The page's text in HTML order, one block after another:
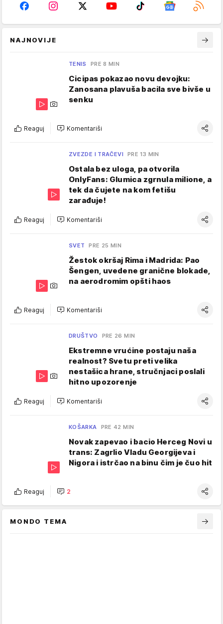
NAJNOVIJE
TENIS PRE 8 MIN
Cicipas pokazao novu devojku:
Zanosana plavuša bacila sve bivše u
senku
Reaguj Komentariši
ZVEZDE I TRAČEVI PRE 13 MIN
Ostala bez uloga, pa otvorila
OnlyFans: Glumica zgrnula milione, a
tek da čujete na kom fetišu
zarađuje!
Reaguj Komentariši
SVET PRE 25 MIN
Žestok okršaj Rima i Madrida: Pao
Šengen, uvedene granične blokade,
na aerodromim opšti haos
Reaguj Komentariši
DRUŠTVO PRE 26 MIN
Ekstremne vrućine postaju naša
realnost? Svetu preti velika
nestašica hrane, stručnjaci poslali
hitno upozorenje
Reaguj Komentariši
KOŠARKA PRE 42 MIN
Novak zapevao i bacio Herceg Novi u
trans: Zagrlio Vladu Georgijeva i
Nigora i istrčao na binu čim je čuo hit
Reaguj 2
MONDO TEMA